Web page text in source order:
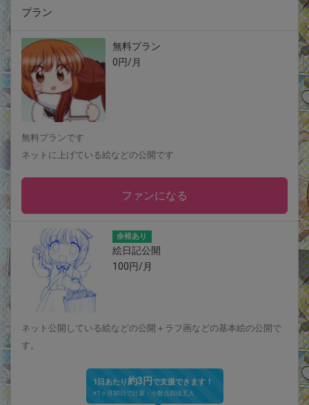
プラン
無料プラン
0円/月
無料プランです
ネットに上げている絵などの公開です
ファンになる
余裕あり
絵日記公開
100円/月
ネット公開している絵などの公開＋ラフ画などの基本絵の公開で
す。
1日あたり約3円 で支援できます！
※1ヶ月30日で計算・小数点四捨五入